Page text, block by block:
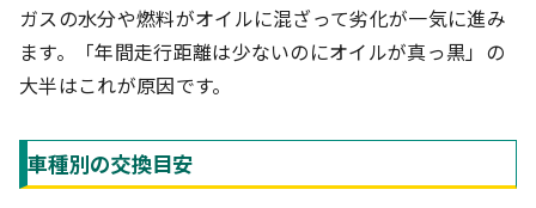
ガスの水分や燃料がオイルに混ざって劣化が一気に進み
ます。「年間走行距離は少ないのにオイルが真っ黒」の
大半はこれが原因です。
車種別の交換目安